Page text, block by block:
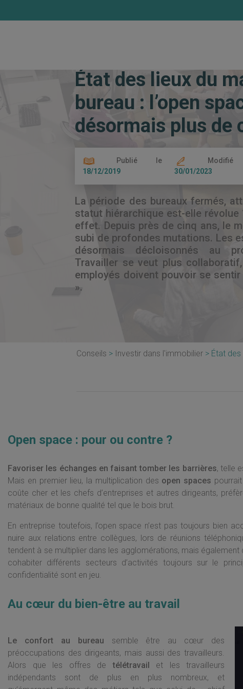
État des lieux du
État des lieux du
bureau : l’open
désormais plus de
Publié le
18/12/2019
30/01/2023
La période des bureaux fermés,
statut hiérarchique est-elle révolue
effet. Depuis près de cinq ans, le
subi de profondes mutations. Les
désormais décloisonnés au
Travailler se veut plus
employés doivent pouvoir se
».
Conseils Investir dans l'immobilier État
Open space : pour ou contre ?
Favoriser les échanges en faisant tomber les barrières, telle
Mais en premier lieu, la multiplication des open spaces
coûte cher et les chefs d’entreprises et autres dirigeants,
matériaux de bonne qualité tel que le bois brut.
En entreprise toutefois, l’open space n’est pas toujours bien
nuire aux relations entre collègues, lors de réunions
tendent à se multiplier dans les agglomérations, mais
cohabiter différents secteurs d’activités toujours sur le
confidentialité sont en jeu.
Au cœur du bien-être au travail
Le confort au bureau semble être au cœur des
préoccupations des dirigeants, mais aussi des travailleurs.
Alors que les offres detélétravail et les travailleurs
indépendants sont de plus en plus nombreux, et